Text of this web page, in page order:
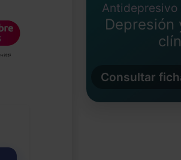
Depresión
Consultar